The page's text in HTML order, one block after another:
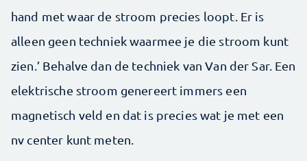
hand met waar de stroom precies loopt. Er is
alleen geen techniek waarmee je die stroom kunt
zien.’ Behalve dan de techniek van Van der Sar. Een
elektrische stroom genereert immers een
magnetisch veld en dat is precies wat je met een
nv center kunt meten.